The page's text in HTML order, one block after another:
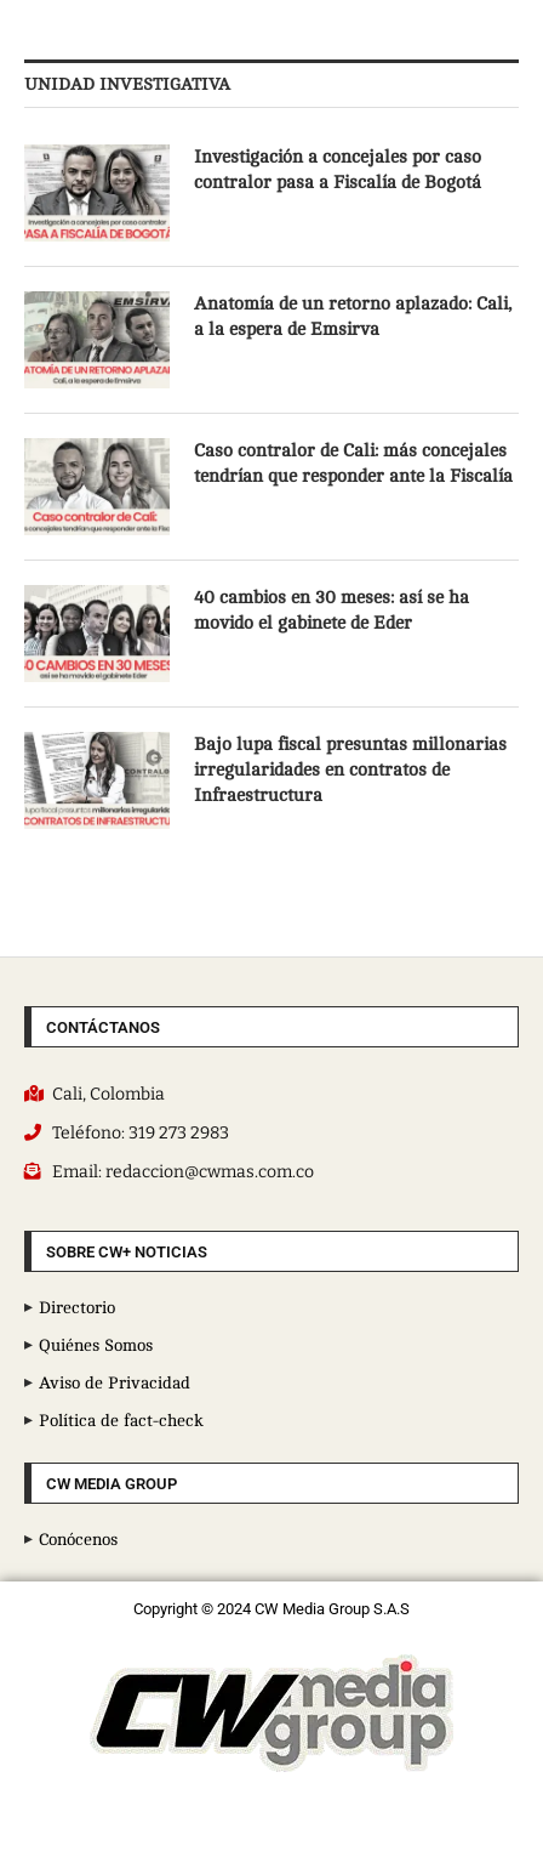
UNIDAD INVESTIGATIVA
Investigación a concejales por caso
contralor pasa a Fiscalía de Bogotá
Anatomía de un retorno aplazado: Cali,
a la espera de Emsirva
Caso contralor de Cali: más concejales
tendrían que responder ante la Fiscalía
40 cambios en 30 meses: así se ha
movido el gabinete de Eder
Bajo lupa fiscal presuntas millonarias
irregularidades en contratos de
Infraestructura
CONTÁCTANOS
Cali, Colombia
Teléfono: 319 273 2983
Email: redaccion@cwmas.com.co
SOBRE CW+ NOTICIAS
Directorio
Quiénes Somos
Aviso de Privacidad
Política de fact-check
CW MEDIA GROUP
Conócenos
Copyright © 2024 CW Media Group S.A.S